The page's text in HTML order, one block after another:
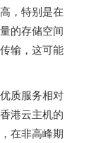
，特别是在
的存储空间
输，这可能
质服务相对
港云主机的
在非高峰期